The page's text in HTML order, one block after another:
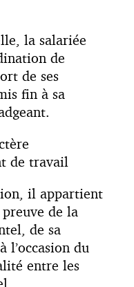
la salariée
de
de ses
fin à sa
de travail
il appartient
de la
de sa
l’occasion du
entre les